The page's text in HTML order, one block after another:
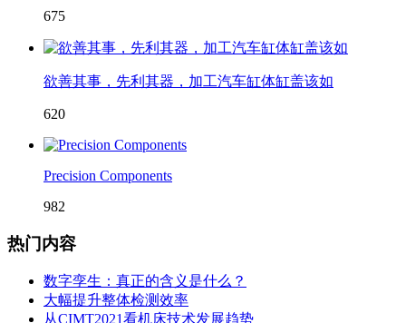
675
欲善其事，先利其器，加工汽车缸体缸盖该如
620
Precision Components
982
热门内容
数字孪生：真正的含义是什么？
大幅提升整体检测效率
从CIMT2021看机床技术发展趋势